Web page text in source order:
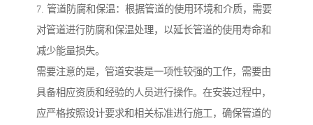
7. 管道防腐和保温：根据管道的使用环境和介质，需要
对管道进行防腐和保温处理，以延长管道的使用寿命和
减少能量损失。
需要注意的是，管道安装是一项性较强的工作，需要由
具备相应资质和经验的人员进行操作。在安装过程中，
应严格按照设计要求和相关标准进行施工，确保管道的